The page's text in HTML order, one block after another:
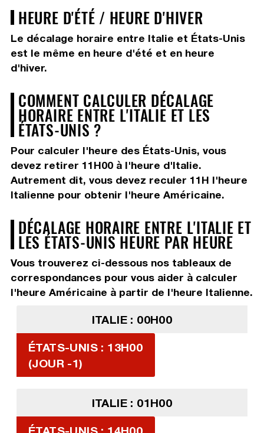
HEURE D'ÉTÉ / HEURE D'HIVER
Le décalage horaire entre Italie et États-Unis
est le même en heure d'été et en heure
d'hiver.
COMMENT CALCULER DÉCALAGE
HORAIRE ENTRE L'ITALIE ET LES
ÉTATS-UNIS ?
Pour calculer l'heure des États-Unis, vous
devez retirer 11H00à l'heure d'Italie.
Autrement dit, vous devez reculer 11H l'heure
Italienne pour obtenir l'heure Américaine.
DÉCALAGE HORAIRE ENTRE L'ITALIE ET
LES ÉTATS-UNIS HEURE PAR HEURE
Vous trouverez ci-dessous nos tableaux de
correspondances pour vous aider à calculer
l'heure Américaine à partir de l'heure Italienne.
ITALIE : 00H00
ÉTATS-UNIS : 13H00
(JOUR -1)
ITALIE : 01H00